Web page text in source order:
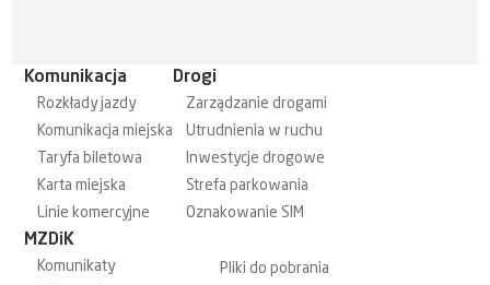
Komunikacja
Rozkłady jazdy
Komunikacja miejska
Taryfa biletowa
Karta miejska
Linie komercyjne
Drogi
Zarządzanie drogami
Utrudnienia w ruchu
Inwestycje drogowe
Strefa parkowania
Oznakowanie SIM
MZDiK
Komunikaty
Pliki do pobrania